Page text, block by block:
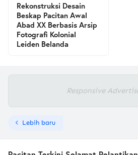
Rekonstruksi Desain
Beskap Pacitan Awal
Abad XX Berbasis Arsip
Fotografi Kolonial
Leiden Belanda
Responsive
Lebih baru